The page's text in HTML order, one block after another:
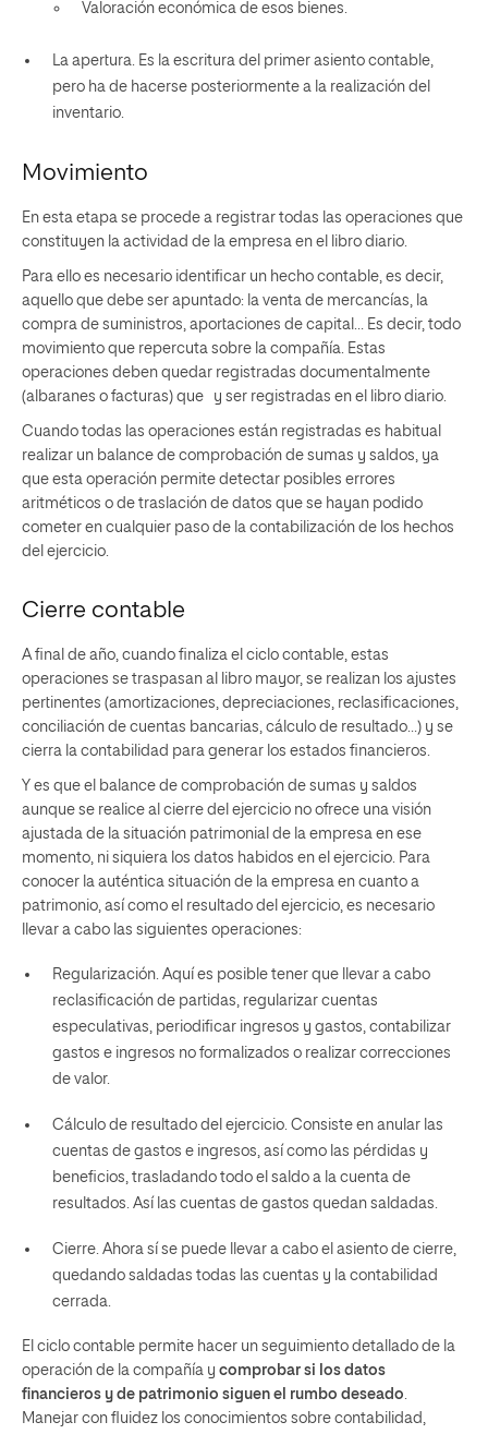
Valoración económica de esos bienes.
La apertura. Es la escritura del primer asiento contable,
pero ha de hacerse posteriormente a la realización del
inventario.
Movimiento
En esta etapa se procede a registrar todas las operaciones que
constituyen la actividad de la empresa en el libro diario.
Para ello es necesario identificar un hecho contable, es decir,
aquello que debe ser apuntado: la venta de mercancías, la
compra de suministros, aportaciones de capital… Es decir, todo
movimiento que repercuta sobre la compañía. Estas
operaciones deben quedar registradas documentalmente
(albaranes o facturas) que y ser registradas en el libro diario.
Cuando todas las operaciones están registradas es habitual
realizar un balance de comprobación de sumas y saldos, ya
que esta operación permite detectar posibles errores
aritméticos o de traslación de datos que se hayan podido
cometer en cualquier paso de la contabilización de los hechos
del ejercicio.
Cierre contable
A final de año, cuando finaliza el ciclo contable, estas
operaciones se traspasan al libro mayor, se realizan los ajustes
pertinentes (amortizaciones, depreciaciones, reclasificaciones,
conciliación de cuentas bancarias, cálculo de resultado…) y se
cierra la contabilidad para generar los estados financieros.
Y es que el balance de comprobación de sumas y saldos
aunque se realice al cierre del ejercicio no ofrece una visión
ajustada de la situación patrimonial de la empresa en ese
momento, ni siquiera los datos habidos en el ejercicio. Para
conocer la auténtica situación de la empresa en cuanto a
patrimonio, así como el resultado del ejercicio, es necesario
llevar a cabo las siguientes operaciones:
Regularización. Aquí es posible tener que llevar a cabo
reclasificación de partidas, regularizar cuentas
especulativas, periodificar ingresos y gastos, contabilizar
gastos e ingresos no formalizados o realizar correcciones
de valor.
Cálculo de resultado del ejercicio. Consiste en anular las
cuentas de gastos e ingresos, así como las pérdidas y
beneficios, trasladando todo el saldo a la cuenta de
resultados. Así las cuentas de gastos quedan saldadas.
Cierre. Ahora sí se puede llevar a cabo el asiento de cierre,
quedando saldadas todas las cuentas y la contabilidad
cerrada.
El ciclo contable permite hacer un seguimiento detallado de la
operación de la compañía y comprobar si los datos
financieros y de patrimonio siguen el rumbo deseado.
Manejar con fluidez los conocimientos sobre contabilidad,